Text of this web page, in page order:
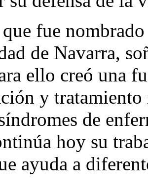
fue
de Navarra,
ello creó una
y tratamiento
de
hoy su
ayuda a